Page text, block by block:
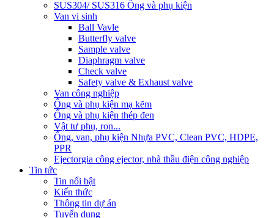
SUS304/ SUS316 Ống và phụ kiện
Van vi sinh
Ball Vavle
Butterfly valve
Sample valve
Diaphragm valve
Check valve
Safety valve & Exhaust valve
Van công nghiệp
Ống và phụ kiện mạ kẽm
Ống và phụ kiện thép đen
Vật tư phụ, ron...
Ống, van, phụ kiện Nhựa PVC, Clean PVC, HDPE,
PPR
Ejectorgia công ejector, nhà thầu điện công nghiệp
Tin tức
Tin nổi bật
Kiến thức
Thông tin dự án
Tuyển dụng